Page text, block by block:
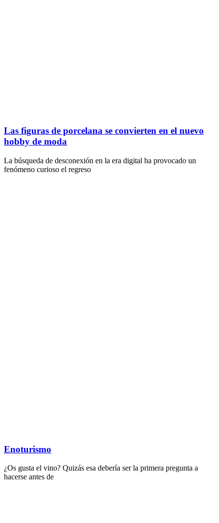
Las figuras de porcelana se convierten en el nuevo
hobby de moda
La búsqueda de desconexión en la era digital ha provocado un
fenómeno curioso el regreso
Enoturismo
¿Os gusta el vino? Quizás esa debería ser la primera pregunta a
hacerse antes de